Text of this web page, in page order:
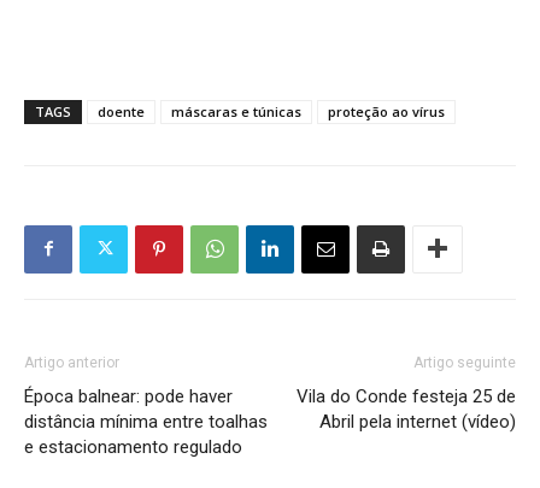
TAGS doente máscaras e túnicas proteção ao vírus
Artigo anterior
Época balnear: pode haver
distância mínima entre toalhas
e estacionamento regulado
Artigo seguinte
Vila do Conde festeja 25 de
Abril pela internet (vídeo)